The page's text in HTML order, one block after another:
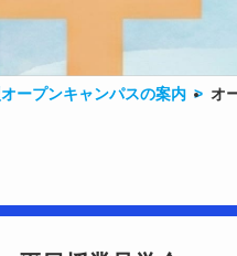
ープンキャンパスの案内 オ